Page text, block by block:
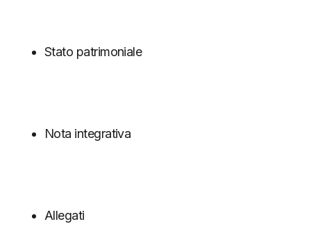
Stato patrimoniale
Nota integrativa
Allegati